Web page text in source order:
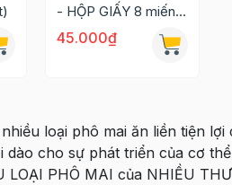
- HỘP GIẤY 8 miếng
120G
45.000₫
loại phô mai ăn liền tiện
dào cho sự phát triển của cơ
LOẠI PHÔ MAI của NHIỀU